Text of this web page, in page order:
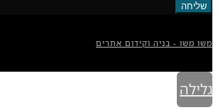
שליחה
משו משו - בניה וקידום אתרים
גלילה